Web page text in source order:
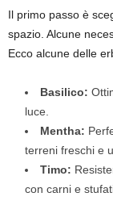
Il primo passo è
spazio. Alcune
Ecco alcune delle
Basilico:
luce.
Mentha:
terreni freschi e
Timo:
con carni e